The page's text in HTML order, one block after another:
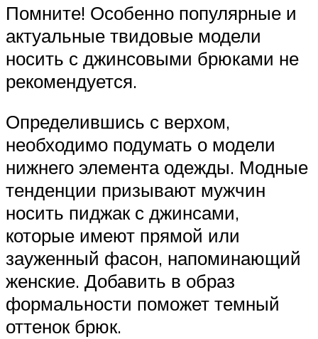
Помните! Особенно популярные и
актуальные твидовые модели
носить с джинсовыми брюками не
рекомендуется.
Определившись с верхом,
необходимо подумать о модели
нижнего элемента одежды. Модные
тенденции призывают мужчин
носить пиджак с джинсами,
которые имеют прямой или
зауженный фасон, напоминающий
женские. Добавить в образ
формальности поможет темный
оттенок брюк.